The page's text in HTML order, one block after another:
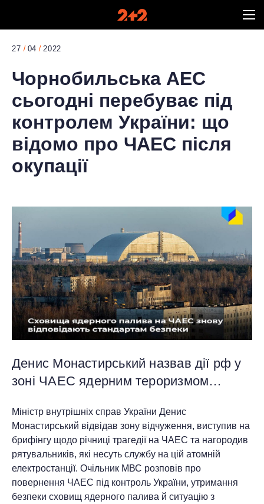
27 04 2022
Чорнобильська АЕС
сьогодні перебуває під
контролем України: що
відомо про ЧАЕС після
окупації
Денис Монастирський назвав дії рф у
зоні ЧАЕС ядерним тероризмом…
Міністр внутрішніх справ України Денис
Монастирський відвідав зону відчуження, виступив на
брифінгу щодо річниці трагедії на ЧАЕС та нагородив
рятувальників, які несуть службу на цій атомній
електростанції. Очільник МВС розповів про
повернення ЧАЕС під контроль України, утримання
безпеки сховищ ядерного палива й ситуацію з